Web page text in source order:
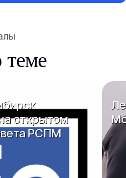
теме
открытом
РСПМ